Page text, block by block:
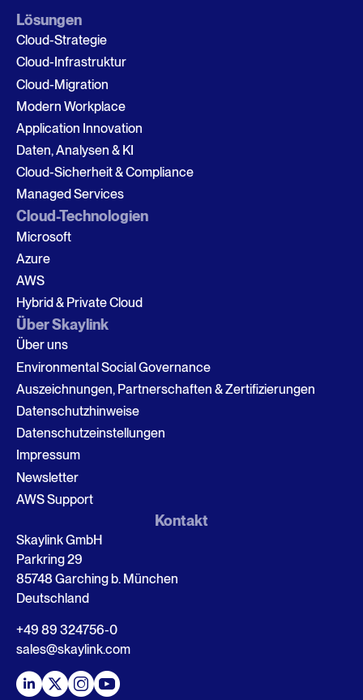
Lösungen
Cloud-Strategie
Cloud-Infrastruktur
Cloud-Migration
Modern Workplace
Application Innovation
Daten, Analysen & KI
Cloud-Sicherheit & Compliance
Managed Services
Cloud-Technologien
Microsoft
Azure
AWS
Hybrid & Private Cloud
Über Skaylink
Über uns
Environmental Social Governance
Auszeichnungen, Partnerschaften & Zertifizierungen
Datenschutzhinweise
Datenschutzeinstellungen
Impressum
Newsletter
AWS Support
Kontakt
Skaylink GmbH
Parkring 29
85748 Garching b. München
Deutschland
+49 89 324756-0
sales@skaylink.com